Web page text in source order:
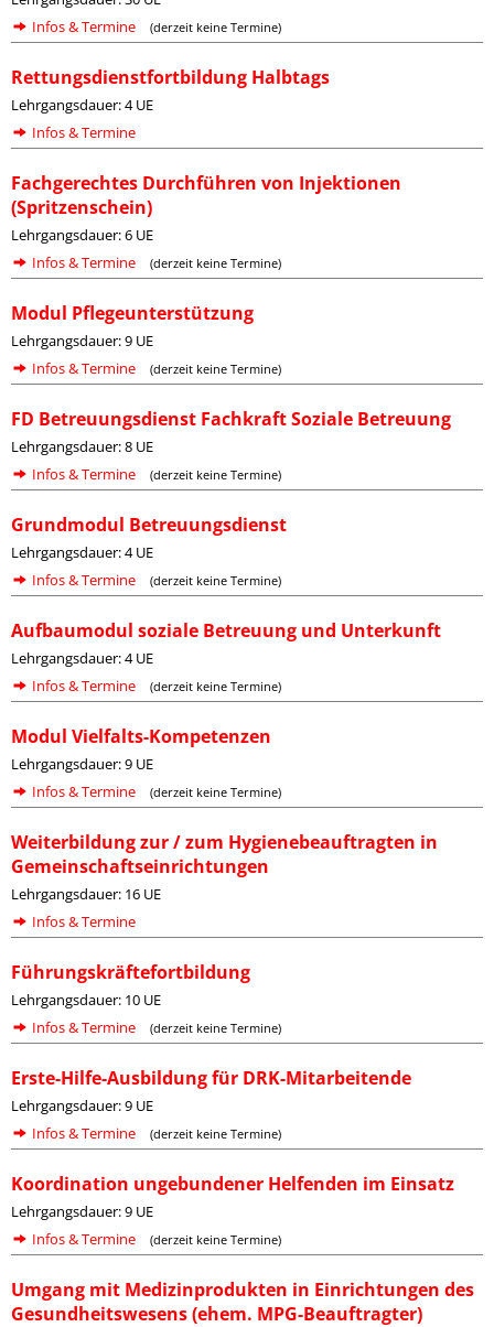
Infos & Termine
(derzeit keine Termine)
Rettungsdienstfortbildung Halbtags
Lehrgangsdauer: 4 UE
Infos & Termine
Fachgerechtes Durchführen von Injektionen
(Spritzenschein)
Lehrgangsdauer: 6 UE
Infos & Termine
(derzeit keine Termine)
Modul Pflegeunterstützung
Lehrgangsdauer: 9 UE
Infos & Termine
(derzeit keine Termine)
FD Betreuungsdienst Fachkraft Soziale Betreuung
Lehrgangsdauer: 8 UE
Infos & Termine
(derzeit keine Termine)
Grundmodul Betreuungsdienst
Lehrgangsdauer: 4 UE
Infos & Termine
(derzeit keine Termine)
Aufbaumodul soziale Betreuung und Unterkunft
Lehrgangsdauer: 4 UE
Infos & Termine
(derzeit keine Termine)
Modul Vielfalts-Kompetenzen
Lehrgangsdauer: 9 UE
Infos & Termine
(derzeit keine Termine)
Weiterbildung zur / zum Hygienebeauftragten in
Gemeinschaftseinrichtungen
Lehrgangsdauer: 16 UE
Infos & Termine
Führungskräftefortbildung
Lehrgangsdauer: 10 UE
Infos & Termine
(derzeit keine Termine)
Erste-Hilfe-Ausbildung für DRK-Mitarbeitende
Lehrgangsdauer: 9 UE
Infos & Termine
(derzeit keine Termine)
Koordination ungebundener Helfenden im Einsatz
Lehrgangsdauer: 9 UE
Infos & Termine
(derzeit keine Termine)
Umgang mit Medizinprodukten in Einrichtungen des
Gesundheitswesens (ehem. MPG-Beauftragter)